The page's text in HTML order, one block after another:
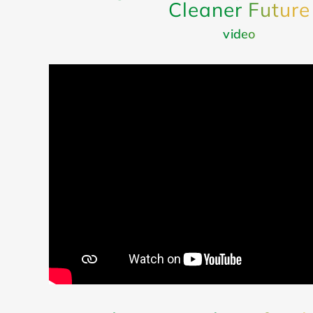
Cleaner Future
video